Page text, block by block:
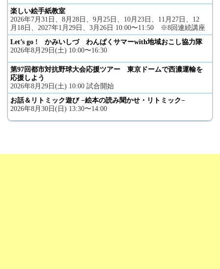
楽しい絵手紙教室
2026年7月31日、8月28日、9月25日、10月23日、11月27日、12
月18日、2027年1月29日、3月26日 10:00〜11:50 ※8回連続講座
Let’s go ! かみいしづ わんぱくサマーwith地域おこし協力隊
2026年8月29日(土) 10:00〜16:30
第97回都市対抗野球大会応援ツアー 東京ドームで西濃運輸を
応援しよう
2026年8月29日(土) 10:00 試合開始
お話＆リトミック遊び −絵本の読み聞かせ・リトミック−
2026年8月30日(日) 13:30〜14:00